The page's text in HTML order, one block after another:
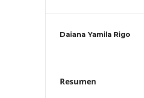
Daiana Yamila Rigo
Resumen